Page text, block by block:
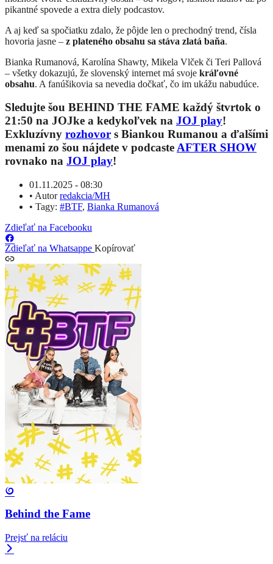
pikantné spovede a extra diely podcastov.
A aj keď sa spočiatku zdalo, že pôjde len o prechodný trend, čísla
hovoria jasne – z plateného obsahu sa stáva zlatá baňa.
Bianka Rumanová, Karolína Shawty, Mikela Vlček či Teri Pallová
– všetky dokazujú, že slovenský internet má svoje kráľovné
obsahu. A fanúšikovia sa nevedia dočkať, čo im ukážu nabudúce.
Sledujte šou BEHIND THE FAME každý štvrtok o
21:50 na JOJke a kedykoľvek na JOJ play!
Exkluzívny rozhovor s Biankou Rumanou a ďalšími
menami zo šou nájdete v podcasteAFTER SHOW
rovnako na JOJ play!
01.11.2025 - 08:30
• Autorredakcia/MH
• Tagy: #BTF, Bianka Rumanová
Zdieľať na Facebooku
Zdieľať na Whatsappe Kopírovať
Behind the Fame
Prejsť na reláciu